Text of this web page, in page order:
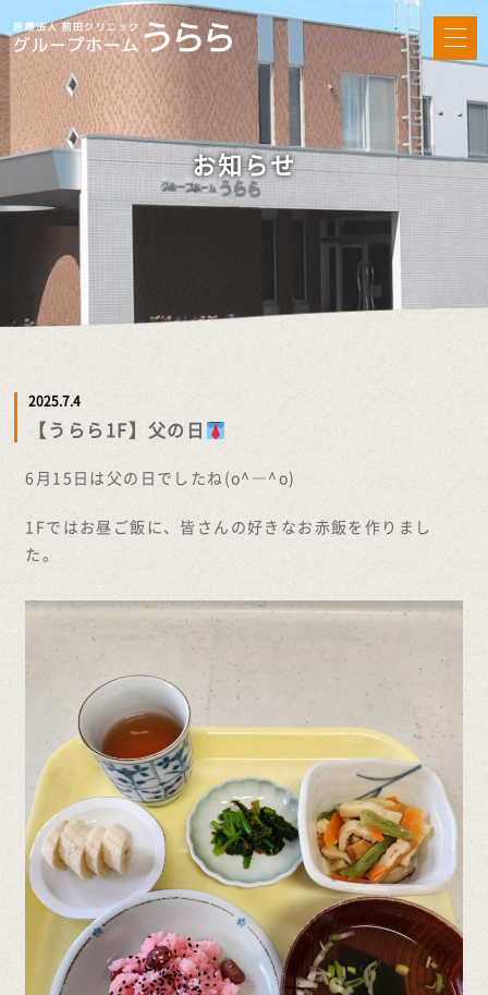
お知らせ
2025.7.4
【うらら1F】父の日
6月15日は父の日でしたね(o^―^o)
1Fではお昼ご飯に、皆さんの好きなお赤飯を作りまし
た。